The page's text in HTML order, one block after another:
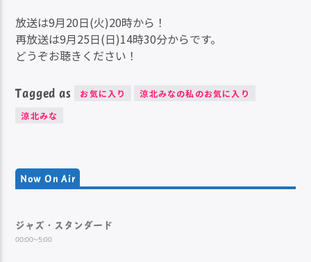
放送は9月20日(火)20時から！
再放送は9月25日(日)14時30分からです。
どうぞお聴きください！
Tagged as お気に入り
涼北みなの私のお気に入り
涼北みな
Now On Air
ジャズ・スタンダード
00:00~5:00